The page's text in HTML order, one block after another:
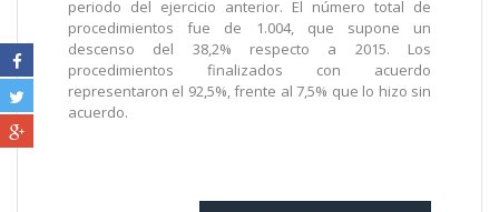
periodo del ejercicio anterior. El número total de
procedimientos fue de 1.004, que supone un
descenso del 38,2% respecto a 2015. Los
procedimientos finalizados con acuerdo
representaron el 92,5%, frente al 7,5% que lo hizo sin
acuerdo.